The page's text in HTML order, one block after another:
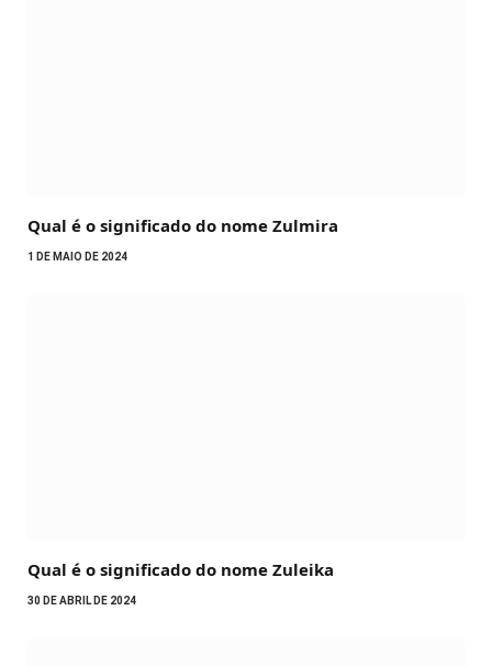
Qual é o significado do nome Zulmira
1 DE MAIO DE 2024
Qual é o significado do nome Zuleika
30 DE ABRIL DE 2024